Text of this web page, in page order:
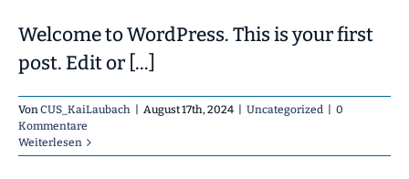
Welcome to WordPress. This is your first
post. Edit or [...]
VonCUS_KaiLaubach August 17th, 2024 Uncategorized
0
Kommentare
Weiterlesen